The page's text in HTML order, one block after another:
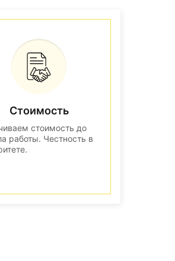
Стоимость
стоимость до
работы. Честность в